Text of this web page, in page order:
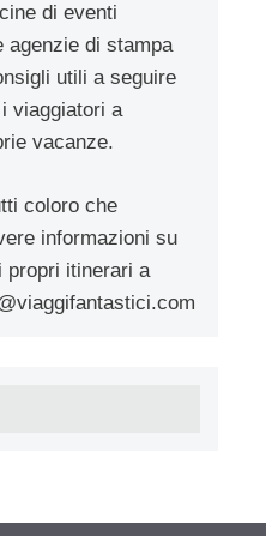
di eventi
agenzie di stampa
utili a seguire
viaggiatori a
vacanze.
coloro che
informazioni su
propri itinerari a